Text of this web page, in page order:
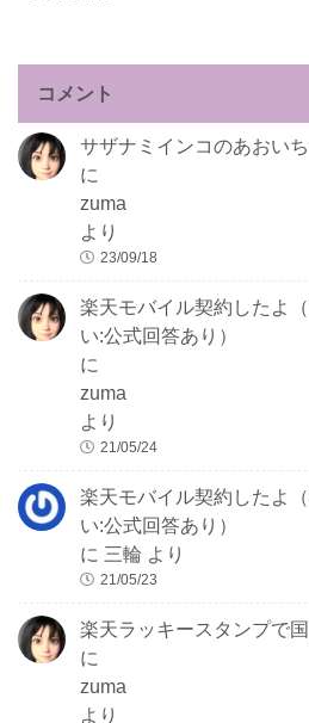
コメント
サザナミインコのあおい
に
zuma
より
23/09/18
楽天モバイル契約したよ
い:公式回答あり）
に
zuma
より
21/05/24
楽天モバイル契約したよ
い:公式回答あり）
に三輪 より
21/05/23
楽天ラッキースタンプで
に
zuma
より